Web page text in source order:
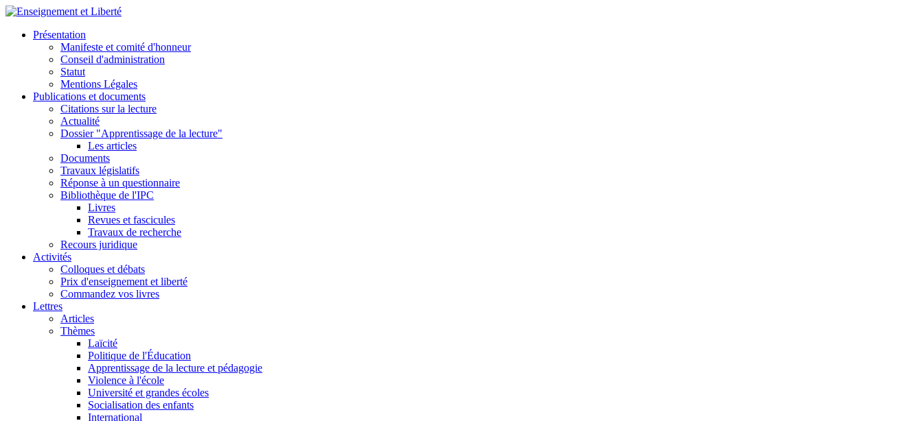
Présentation
Manifeste et comité d'honneur
Conseil d'administration
Statut
Mentions Légales
Publications et documents
Citations sur la lecture
Actualité
Dossier "Apprentissage de la lecture"
Les articles
Documents
Travaux législatifs
Réponse à un questionnaire
Bibliothèque de l'IPC
Livres
Revues et fascicules
Travaux de recherche
Recours juridique
Activités
Colloques et débats
Prix d'enseignement et liberté
Commandez vos livres
Lettres
Articles
Thèmes
Laïcité
Politique de l'Éducation
Apprentissage de la lecture et pédagogie
Violence à l'école
Université et grandes écoles
Socialisation des enfants
International